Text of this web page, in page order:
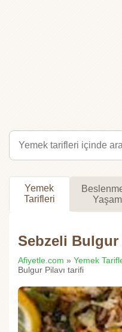
Yemek
Tarifleri
Yaşam
Sebzeli Bulgur
Afiyetle.com » Yemek
Bulgur Pilavı tarifi